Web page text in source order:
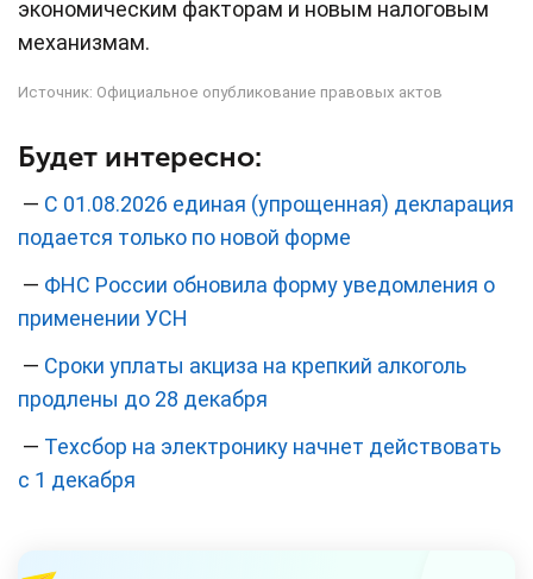
экономическим факторам и новым налоговым
механизмам.
Источник: Официальное опубликование правовых актов
Будет интересно:
— С 01.08.2026 единая (упрощенная) декларация
подается только по новой форме
— ФНС России обновила форму уведомления о
применении УСН
— Сроки уплаты акциза на крепкий алкоголь
продлены до 28 декабря
— Техсбор на электронику начнет действовать
с 1 декабря